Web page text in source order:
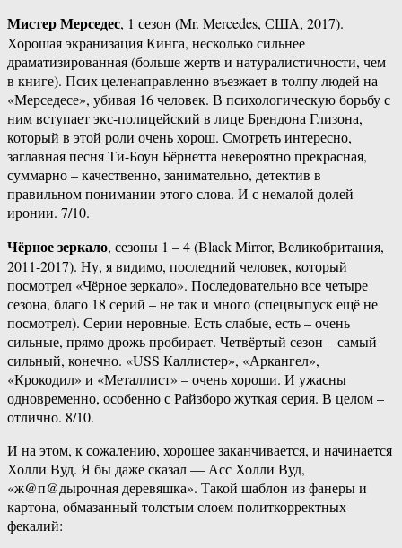
Мистер Мерседес, 1 сезон (Mr. Mercedes, США, 2017).
Хорошая экранизация Кинга, несколько сильнее
драматизированная (больше жертв и натуралистичности, чем
в книге). Псих целенаправленно въезжает в толпу людей на
«Мерседесе», убивая 16 человек. В психологическую борьбу с
ним вступает экс-полицейский в лице Брендона Глизона,
который в этой роли очень хорош. Смотреть интересно,
заглавная песня Ти-Боун Бёрнетта невероятно прекрасная,
суммарно – качественно, занимательно, детектив в
правильном понимании этого слова. И с немалой долей
иронии. 7/10.
Чёрное зеркало, сезоны 1 – 4 (Black Mirror, Великобритания,
2011-2017). Ну, я видимо, последний человек, который
посмотрел «Чёрное зеркало». Последовательно все четыре
сезона, благо 18 серий – не так и много (спецвыпуск ещё не
посмотрел). Серии неровные. Есть слабые, есть – очень
сильные, прямо дрожь пробирает. Четвёртый сезон – самый
сильный, конечно. «USS Каллистер», «Аркангел»,
«Крокодил» и «Металлист» – очень хороши. И ужасны
одновременно, особенно с Райзборо жуткая серия. В целом –
отлично. 8/10.
И на этом, к сожалению, хорошее заканчивается, и начинается
Холли Вуд. Я бы даже сказал — Асс Холли Вуд,
«ж@п@дырочная деревяшка». Такой шаблон из фанеры и
картона, обмазанный толстым слоем политкорректных
фекалий: